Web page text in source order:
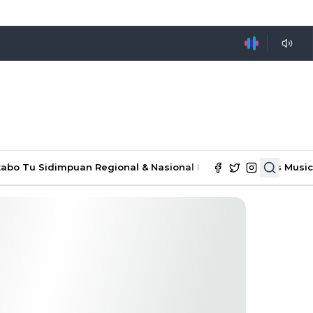
Tu Sidimpuan Regional & Nasional Ekonomi & Bisnis Music